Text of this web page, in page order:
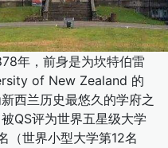
年，前身是为坎特伯雷
of New Zealand 的
西兰历史最悠久的学府之
QS评为世界五星级大学
（世界小型大学第12名